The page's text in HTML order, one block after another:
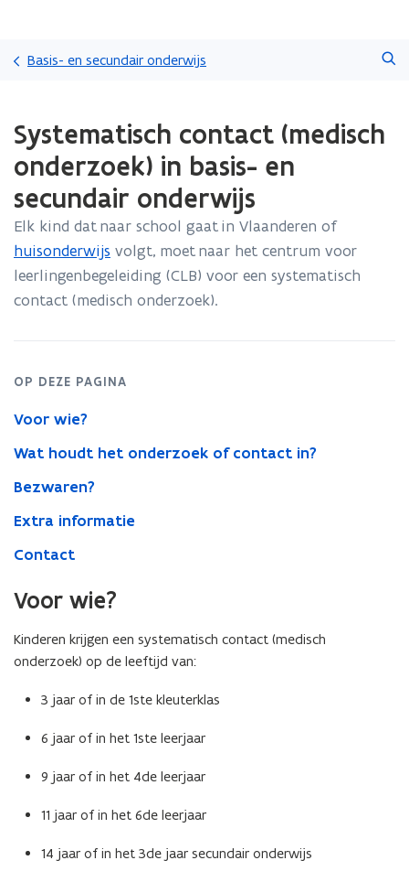
gaan
Basis- en secundair onderwijs
met
laden.
zich
op:
Systematisch
contact
(medisch
onderzoek)
secundair
Systematisch contact (medisch
onderzoek) in basis- en
secundair onderwijs
Elk kind dat naar school gaat in Vlaanderen of
huisonderwijs volgt, moet naar het centrum voor
leerlingenbegeleiding (CLB) voor een systematisch
contact (medisch onderzoek).
OP DEZE PAGINA
Voor wie?
Wat houdt het onderzoek of contact in?
Bezwaren?
Extra informatie
Contact
Voor wie?
Kinderen krijgen een systematisch contact (medisch
onderzoek) op de leeftijd van:
3 jaar of in de 1ste kleuterklas
6 jaar of in het 1ste leerjaar
9 jaar of in het 4de leerjaar
11 jaar of in het 6de leerjaar
14 jaar of in het 3de jaar secundair onderwijs